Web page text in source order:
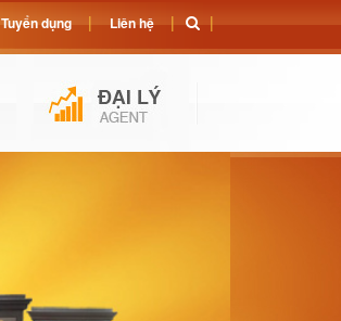
Tuyển dụng Liên hệ